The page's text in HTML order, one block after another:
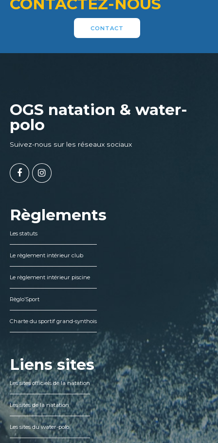
CONTACTEZ-NOUS
CONTACT
OGS natation & water-
polo
Suivez-nous sur les réseaux sociaux
Règlements
Les statuts
Le règlement intérieur club
Le règlement intérieur piscine
Règlo’Sport
Charte du sportif grand-synthois
Liens sites
Les sites officiels de la natation
Les sites de la natation
Les sites du water-polo